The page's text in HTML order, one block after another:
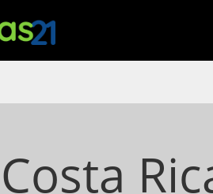
Costa